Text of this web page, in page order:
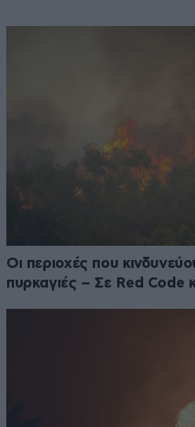
Οι περιοχές που
πυρκαγιές – Σε Red Code